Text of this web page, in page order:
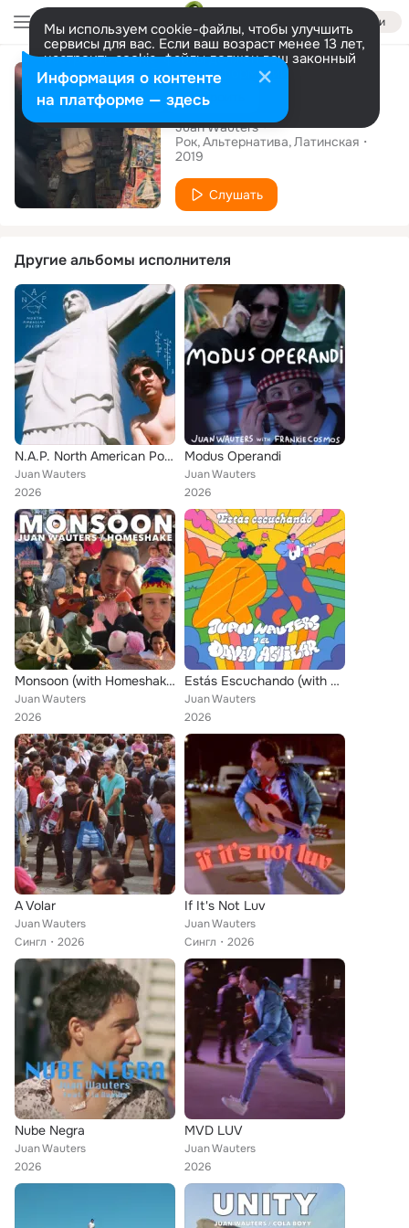
Войти
Мы используем cookie-файлы, чтобы улучшить
сервисы для вас. Если ваш возраст менее 13 лет,
настроить cookie-файлы должен ваш законный
представитель. Больше информации
Разрешить все Настроить
Letter
Juan Wauters
Рок Альтернатива Латинская
2019
Слушать
Другие альбомы исполнителя
N.A.P. North American Poetry
Juan Wauters
2026
Modus Operandi
Juan Wauters
2026
Monsoon (with Homeshake)
Juan Wauters
2026
Estás Escuchando (with El David Aguilar)
Juan Wauters
2026
A Volar
Juan Wauters
Сингл
2026
If It's Not Luv
Juan Wauters
Сингл
2026
Nube Negra
Juan Wauters
2026
MVD LUV
Juan Wauters
2026
Информация о контенте
на платформе — здесь